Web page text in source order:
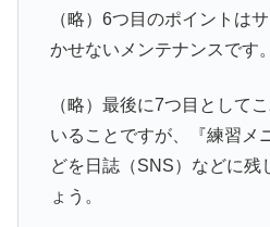
（略）6つ目のポイントは
かせないメンテナンスです。
（略）最後に7つ目として
いることですが、『練習メ
どを日誌（SNS）などに残
ょう。